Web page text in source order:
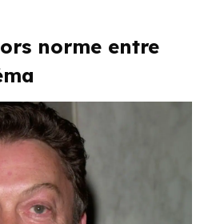
norme entre